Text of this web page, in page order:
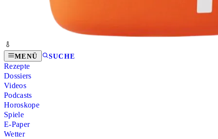
MENÜ SUCHE
Rezepte
Dossiers
Videos
Podcasts
Horoskope
Spiele
E-Paper
Wetter